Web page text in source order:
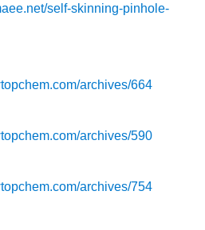
self-skinning-pinhole-
archives/664
archives/590
archives/754